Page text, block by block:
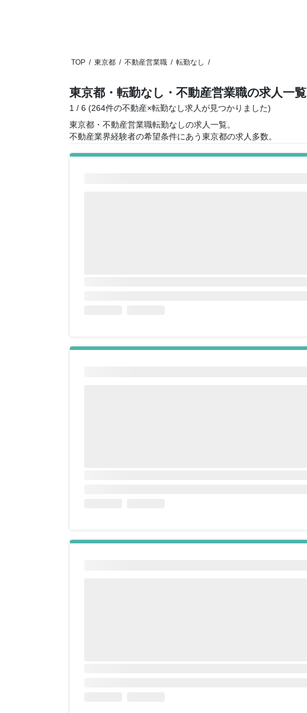
TOP / 東京都 / 不動産営業職 / 転勤なし /
東京都・転勤なし・不動産営業職の求人一覧
1 / 6 (264件の不動産×転勤なし求人が見つかりました)
東京都・不動産営業職転勤なしの求人一覧。
不動産業界経験者の希望条件にあう東京都の求人多数。